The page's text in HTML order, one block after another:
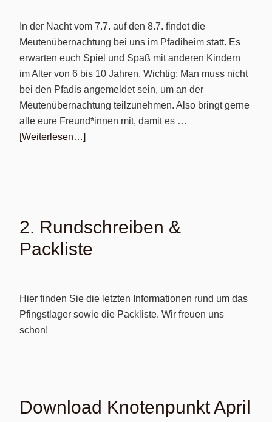
In der Nacht vom 7.7. auf den 8.7. findet die
Meutenübernachtung bei uns im Pfadiheim statt. Es
erwarten euch Spiel und Spaß mit anderen Kindern
im Alter von 6 bis 10 Jahren. Wichtig: Man muss nicht
bei den Pfadis angemeldet sein, um an der
Meutenübernachtung teilzunehmen. Also bringt gerne
alle eure Freund*innen mit, damit es …
[Weiterlesen…]
2. Rundschreiben &
Packliste
Hier finden Sie die letzten Informationen rund um das
Pfingstlager sowie die Packliste. Wir freuen uns
schon!
Download Knotenpunkt April